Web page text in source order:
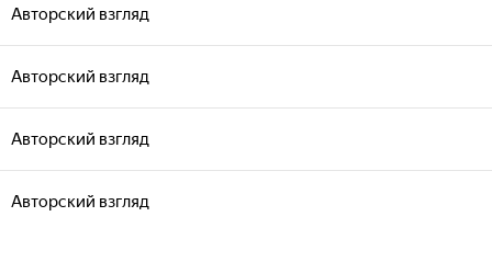
Авторский взгляд
Авторский взгляд
Авторский взгляд
Авторский взгляд